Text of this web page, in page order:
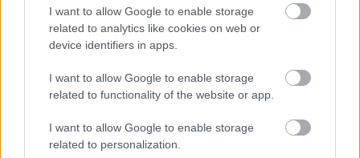
I want to allow Google to enable storage
related to analytics like cookies on web or
device identifiers in apps.
I want to allow Google to enable storage
related to functionality of the website or app.
I want to allow Google to enable storage
related to personalization.
irányvonal – nem is igazán létezett
akkoriban Magyarországon.
A nyolcvanas-kilencvenes években sokakban
munkált egyfajta vállalkozói ambíció, ez